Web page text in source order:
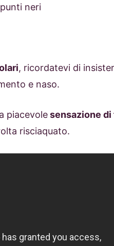
, ricordatevi di
e naso.
piacevolesensazione
risciaquato.